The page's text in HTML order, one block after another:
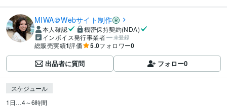
MIWA＠Webサイト制作
本人確認
機密保持契約(NDA)
インボイス発行事業者
未登録
総販売実績1評価 5.0フォロワー0
出品者に質問 フォロー0
スケジュール
1日…4～6時間